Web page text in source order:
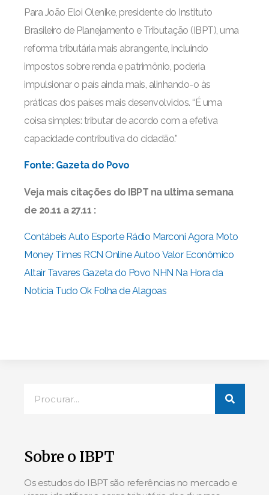
Para João Eloi Olenike, presidente do Instituto
Brasileiro de Planejamento e Tributação (IBPT), uma
reforma tributária mais abrangente, incluindo
impostos sobre renda e patrimônio, poderia
impulsionar o país ainda mais, alinhando-o às
práticas dos países mais desenvolvidos. “É uma
coisa simples: tributar de acordo com a efetiva
capacidade contributiva do cidadão.”
Fonte: Gazeta do Povo
Veja mais citações do IBPT na ultima semana
de 20.11 a 27.11 :
Contábeis Auto Esporte Rádio Marconi Agora Moto
Money Times RCN Online Autoo Valor Econômico
Altair Tavares Gazeta do Povo NHN Na Hora da
Notícia Tudo Ok Folha de Alagoas
Sobre o IBPT
Os estudos do IBPT são referências no mercado e